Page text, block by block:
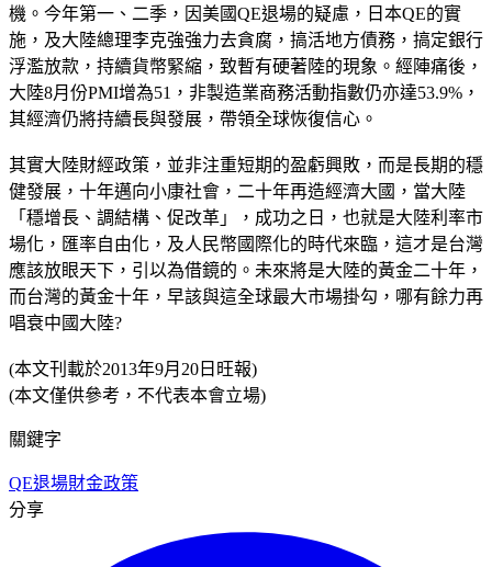
機。今年第一、二季，因美國QE退場的疑慮，日本QE的實
施，及大陸總理李克強強力去貪腐，搞活地方債務，搞定銀行
浮濫放款，持續貨幣緊縮，致暫有硬著陸的現象。經陣痛後，
大陸8月份PMI增為51，非製造業商務活動指數仍亦達53.9%，
其經濟仍將持續長與發展，帶領全球恢復信心。
其實大陸財經政策，並非注重短期的盈虧興敗，而是長期的穩
健發展，十年邁向小康社會，二十年再造經濟大國，當大陸
「穩增長、調結構、促改革」，成功之日，也就是大陸利率市
場化，匯率自由化，及人民幣國際化的時代來臨，這才是台灣
應該放眼天下，引以為借鏡的。未來將是大陸的黃金二十年，
而台灣的黃金十年，早該與這全球最大市場掛勾，哪有餘力再
唱衰中國大陸?
(本文刊載於2013年9月20日旺報)
(本文僅供參考，不代表本會立場)
關鍵字
QE退場財金政策
分享